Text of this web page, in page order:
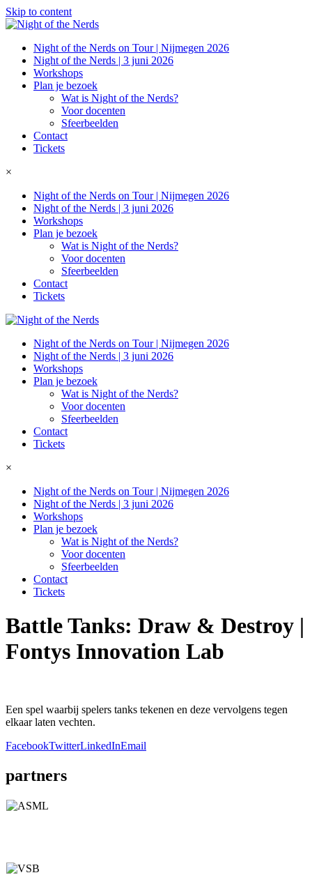
Skip to content
Night of the Nerds on Tour | Nijmegen 2026
Night of the Nerds | 3 juni 2026
Workshops
Plan je bezoek
Wat is Night of the Nerds?
Voor docenten
Sfeerbeelden
Contact
Tickets
×
Night of the Nerds on Tour | Nijmegen 2026
Night of the Nerds | 3 juni 2026
Workshops
Plan je bezoek
Wat is Night of the Nerds?
Voor docenten
Sfeerbeelden
Contact
Tickets
Night of the Nerds on Tour | Nijmegen 2026
Night of the Nerds | 3 juni 2026
Workshops
Plan je bezoek
Wat is Night of the Nerds?
Voor docenten
Sfeerbeelden
Contact
Tickets
×
Night of the Nerds on Tour | Nijmegen 2026
Night of the Nerds | 3 juni 2026
Workshops
Plan je bezoek
Wat is Night of the Nerds?
Voor docenten
Sfeerbeelden
Contact
Tickets
Battle Tanks: Draw & Destroy |
Fontys Innovation Lab
Een spel waarbij spelers tanks tekenen en deze vervolgens tegen
elkaar laten vechten.
FacebookTwitterLinkedInEmail
partners